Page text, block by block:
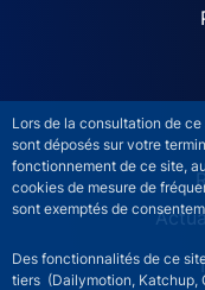
Lors de la consultation de
sont déposés sur votre
fonctionnement de ce site,
cookies de mesure de
sont exemptés de
Des fonctionnalités de ce
tiers (Dailymotion, Katchup,
ACPR